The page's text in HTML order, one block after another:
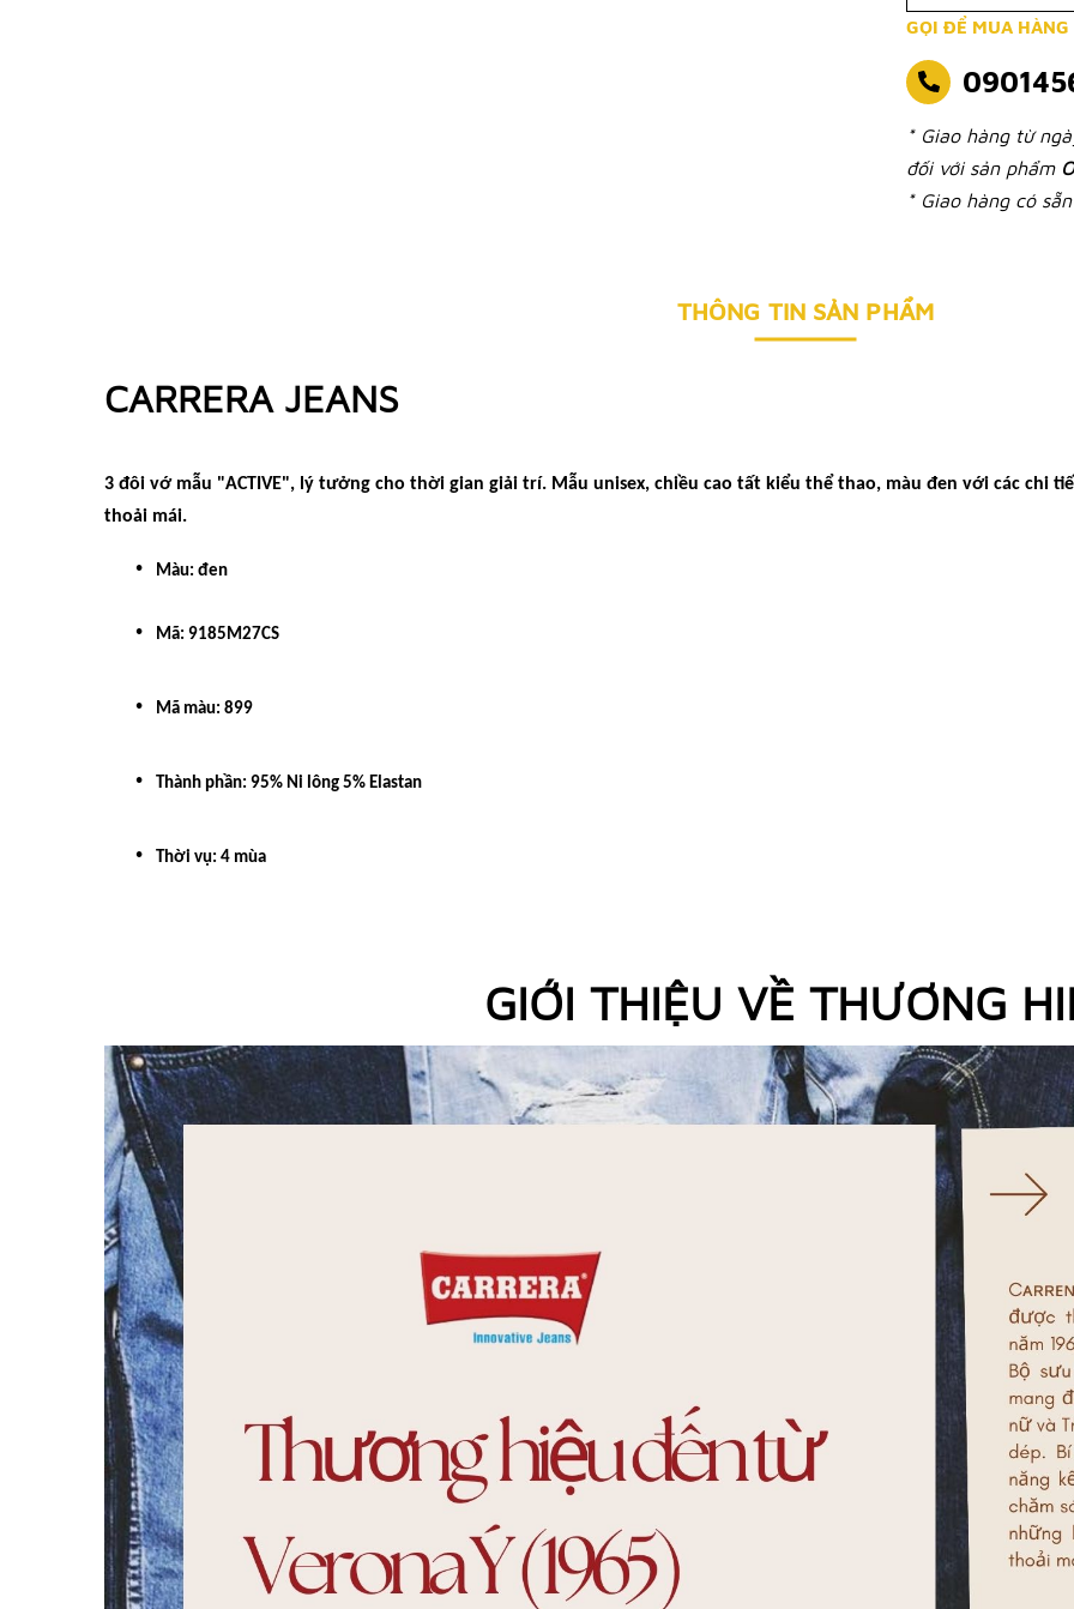
GỌI ĐỂ MUA
* Giao hàng từ
đối với sản phẩm
* Giao hàng có
THÔNG TIN SẢN PHẨM
CARRERA JEANS
3 đôi vớ mẫu "ACTIVE", lý tưởng cho thời gian giải trí. Mẫu unisex, chiều cao tất kiểu thể thao, màu đen với các chi
thoải mái.
Màu: đen
Mã: 9185M27CS
Mã màu: 899
Thành phần: 95% Ni lông 5% Elastan
Thời vụ: 4 mùa
GIỚI THIỆU VỀ THƯƠNG